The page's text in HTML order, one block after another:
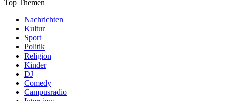
Top Themen
Nachrichten
Kultur
Sport
Politik
Religion
Kinder
DJ
Comedy
Campusradio